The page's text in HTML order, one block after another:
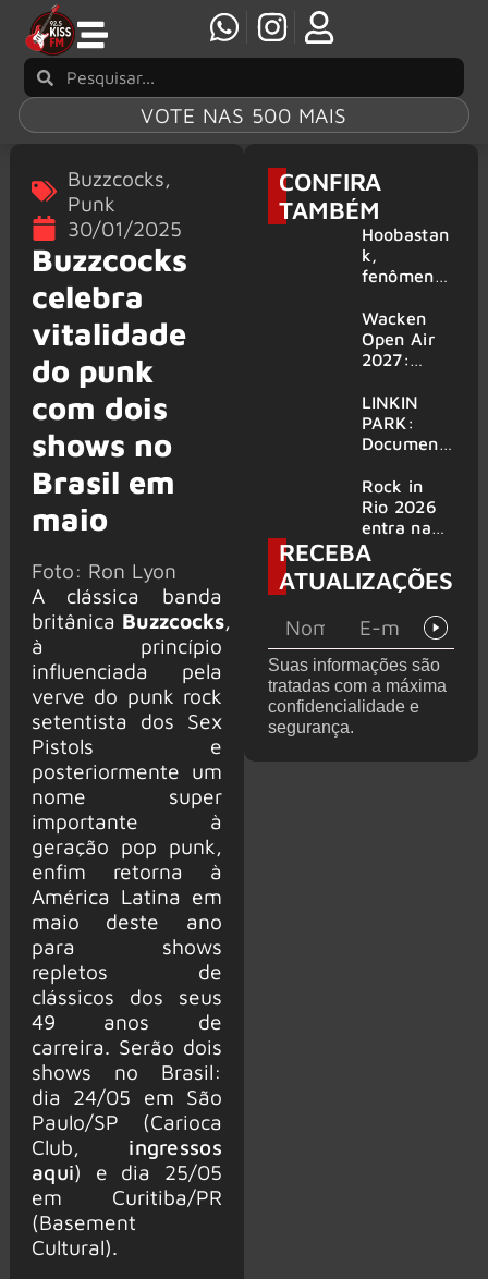
VOTE NAS 500 MAIS
Buzzcocks,
Punk
30/01/2025
Buzzcocks
celebra
vitalidade
do punk
com dois
shows no
Brasil em
maio
Foto: Ron Lyon
A clássica banda
britânica Buzzcocks,
à princípio
influenciada pela
verve do punk rock
setentista dos Sex
Pistols e
posteriormente um
nome super
importante à
geração pop punk,
enfim retorna à
América Latina em
maio deste ano
para shows
repletos de
clássicos dos seus
49 anos de
carreira. Serão dois
shows no Brasil:
dia 24/05 em São
Paulo/SP (Carioca
Club, ingressos
aqui) e dia 25/05
em Curitiba/PR
(Basement
Cultural).
CONFIRA
TAMBÉM
Hoobastan
k,
fenômeno
rock anos
2000,
volta ao
6 shows
Wacken
Open Air
2027:
amplia
line-up e
já
mais de 50
bandas
LINKIN
PARK:
Document
‘Unshatter’
e álbum ao
vivo são
anunciados
Rock in
Rio 2026
entra na
reta final
com
Cidade do
montagem
acelerada
e line-up
completo
confirmad
RECEBA
ATUALIZAÇÕES
Suas informações são
tratadas com a máxima
confidencialidade e
segurança.